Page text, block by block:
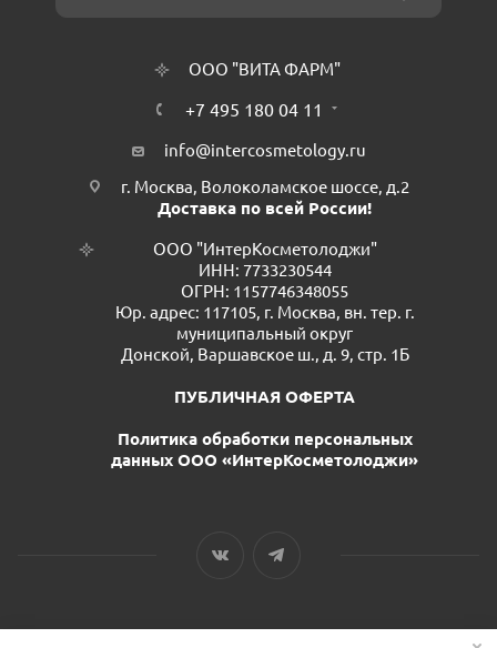
ООО "ВИТА ФАРМ"
+7 495 180 04 11
info@intercosmetology.ru
г. Москва, Волоколамское шоссе, д.2
Доставка по всей России!
ООО "ИнтерКосметолоджи"
ИНН: 7733230544
ОГРН: 1157746348055
Юр. адрес: 117105, г. Москва, вн. тер. г.
муниципальный округ
Донской, Варшавское ш., д. 9, стр. 1Б
ПУБЛИЧНАЯ ОФЕРТА
Политика обработки персональных
данных ООО «ИнтерКосметолоджи»